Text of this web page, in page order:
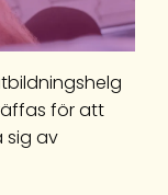
för att
sig av